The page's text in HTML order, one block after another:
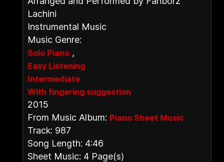
Lachini
Instrumental Music
Music Genre:
Solo Piano ,
Easy Listening
Intermediate
With fingering suggestion
2015
From Music Album: Piano Sheet Music
Track: 987
Song Length: 4:46
Sheet Music: 4 Page(s)